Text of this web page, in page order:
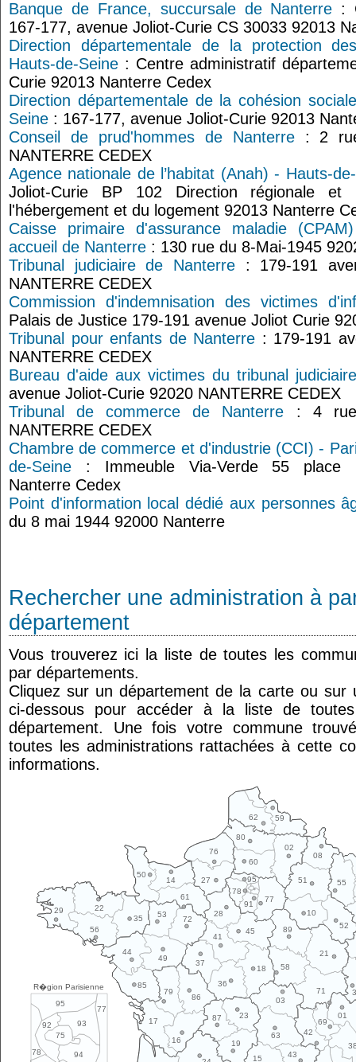
Banque de France, succursale de Nanterre :
167-177, avenue Joliot-Curie CS 30033 92013
Direction départementale de la protection
Hauts-de-Seine : Centre administratif
Curie 92013 Nanterre Cedex
Direction départementale de la cohésion
Seine : 167-177, avenue Joliot-Curie 92013
Conseil de prud'hommes de Nanterre: 2 rue
NANTERRE CEDEX
Agence nationale de l’habitat (Anah) - Hauts-
Joliot-Curie BP 102 Direction régionale et
l'hébergement et du logement 92013 Nanterre
Caisse primaire d'assurance maladie
accueil de Nanterre : 130 rue du 8-Mai-1945
Tribunal judiciaire de Nanterre : 179-191
NANTERRE CEDEX
Commission d'indemnisation des victimes
Palais de Justice 179-191 avenue Joliot Curie
Tribunal pour enfants de Nanterre : 179-191
NANTERRE CEDEX
Bureau d'aide aux victimes du tribunal
avenue Joliot-Curie 92020 NANTERRE CEDEX
Tribunal de commerce de Nanterre : 4 rue
NANTERRE CEDEX
Chambre de commerce et d'industrie (CCI) -
de-Seine : Immeuble Via-Verde 55 place
Nanterre Cedex
Point d'information local dédié aux personnes
du 8 mai 1944 92000 Nanterre
Rechercher une administration à
département
Vous trouverez ici la liste de toutes les
par départements.
Cliquez sur un département de la carte ou sur
ci-dessous pour accéder à la liste de
département. Une fois votre commune
toutes les administrations rattachées à cette
informations.
R�gion Parisienne
77
78
95
93
75
94
92
10
14
15
16
17
18
19
21
22
23
27
28
29
35
36
37
41
42
43
44
45
49
50
51
52
53
55
56
58
59
60
61
62
63
69
01
02
03
08
71
72
76
77
78
79
80
85
86
87
89
91
95